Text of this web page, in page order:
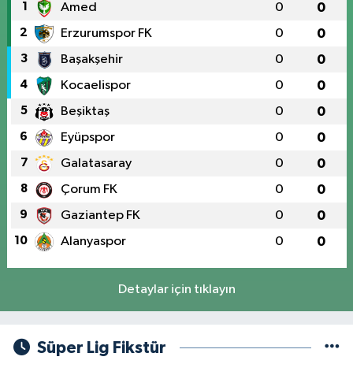
1 Amed 0 0
2 Erzurumspor FK 0 0
3 Başakşehir 0 0
4 Kocaelispor 0 0
5 Beşiktaş 0 0
6 Eyüpspor 0 0
7 Galatasaray 0 0
8 Çorum FK 0 0
9 Gaziantep FK 0 0
10 Alanyaspor 0 0
Detaylar için tıklayın
Süper Lig Fikstür